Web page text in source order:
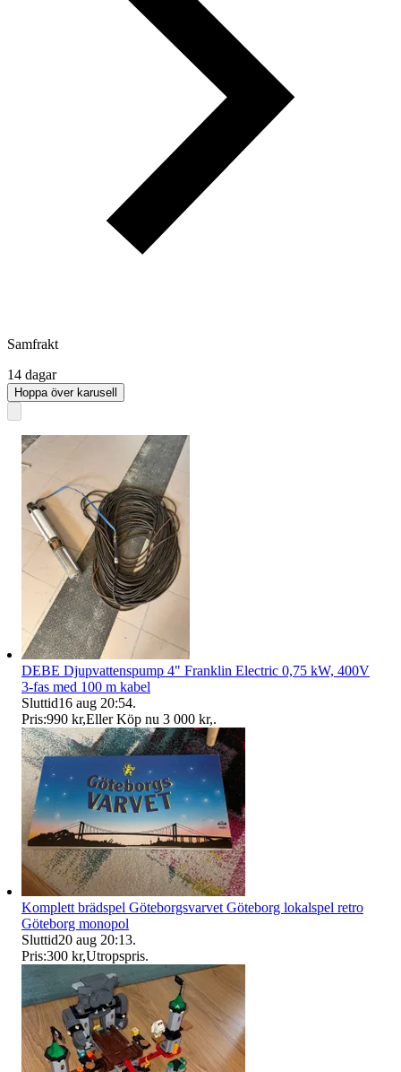
Samfrakt
14 dagar
Hoppa över karusell
DEBE Djupvattenspump 4" Franklin Electric 0,75 kW, 400V
3-fas med 100 m kabel
Sluttid16 aug 20:54.
Pris:990 kr,Eller Köp nu 3 000 kr,.
Komplett brädspel Göteborgsvarvet Göteborg lokalspel retro
Göteborg monopol
Sluttid20 aug 20:13.
Pris:300 kr,Utropspris.